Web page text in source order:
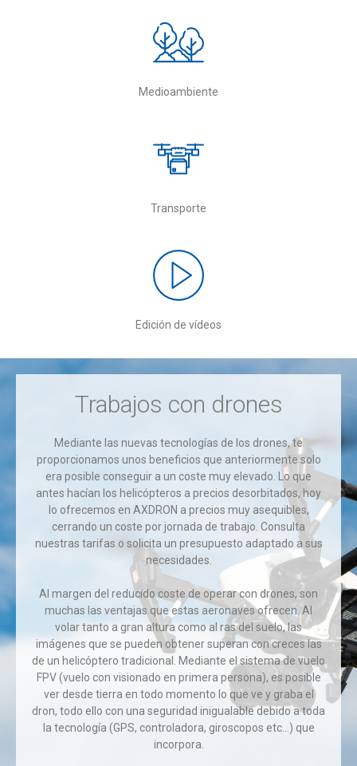
Medioambiente
Transporte
Edición de vídeos
Trabajos con drones
Mediante las nuevas tecnologías de los drones, te
proporcionamos unos beneficios que anteriormente solo
era posible conseguir a un coste muy elevado. Lo que
antes hacían los helicópteros a precios desorbitados, hoy
lo ofrecemos en AXDRON a precios muy asequibles,
cerrando un coste por jornada de trabajo. Consulta
nuestras tarifas o solicita un presupuesto adaptado a sus
necesidades.
Al margen del reducido coste de operar con drones, son
muchas las ventajas que estas aeronaves ofrecen. Al
volar tanto a gran altura como al ras del suelo, las
imágenes que se pueden obtener superan con creces las
de un helicóptero tradicional. Mediante el sistema de vuelo
FPV (vuelo con visionado en primera persona), es posible
ver desde tierra en todo momento lo que ve y graba el
dron, todo ello con una seguridad inigualable debido a toda
la tecnología (GPS, controladora, giroscopos etc…) que
incorpora.